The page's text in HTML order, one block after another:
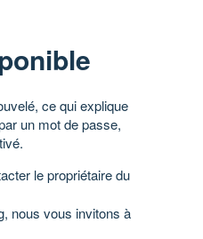
ce qui explique
un mot de passe,
le propriétaire du
nous vous invitons à